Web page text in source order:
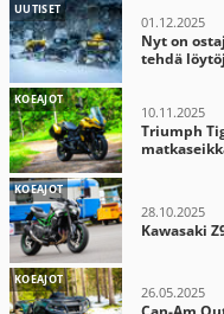
UUTISET
01.12.2025
Nyt on
tehdä
KOEAJOT
10.11.2025
Triumph
KOEAJOT
28.10.2025
Kawasaki
KOEAJOT
26.05.2025